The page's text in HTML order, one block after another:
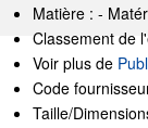
Matière : -
Classement de
Voir plus de
Code
Taille/